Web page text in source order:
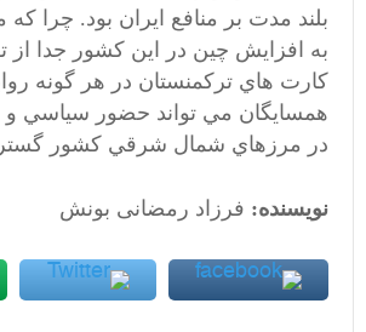
بلند مدت بر منافع ايران بود. چرا كه
به افزایش چین در اين كشور جدا از
كارت هاي تركمنستان در هر گونه
همسايگان مي تواند حضور سياسي و
در مرزهاي شمال شرقي كشور
نویسنده: فرزاد رمضانی بونش